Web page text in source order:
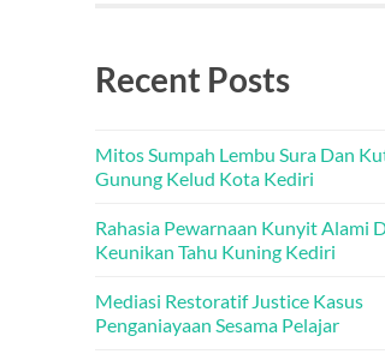
Recent Posts
Mitos Sumpah Lembu Sura Dan
Gunung Kelud Kota Kediri
Rahasia Pewarnaan Kunyit Alami
Keunikan Tahu Kuning Kediri
Mediasi Restoratif Justice Kasus
Penganiayaan Sesama Pelajar